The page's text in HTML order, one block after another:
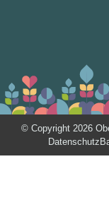
© Copyright 2026
Datenschutz